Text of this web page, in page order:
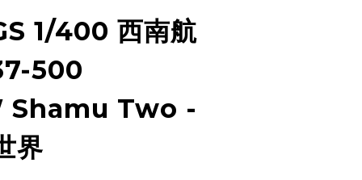
1/400 西南航
500
Shamu Two -
界